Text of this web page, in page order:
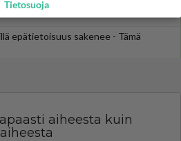
palaavat televisioon - Niinalta
epätietoisuus sakenee - Tämä
aiheesta kuin
aiheesta
Tietosuoja